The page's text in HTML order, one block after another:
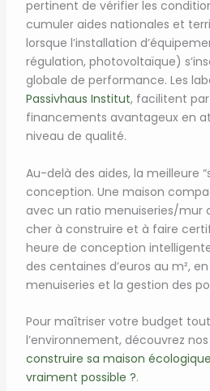
pertinent de vérifier les
cumuler aides nationales et
lorsque l’installation
régulation, photovoltaïque)
globale de performance. Les
Passivhaus Institut, facilitent
financements avantageux en
niveau de qualité.
Au-delà des aides, la meilleure
conception. Une maison
avec un ratio menuiseries/mur
cher à construire et à faire
heure de conception
des centaines d’euros au m²,
menuiseries et la gestion des
Pour maîtriser votre budget
l’environnement, découvrez
construire sa maison
vraiment possible ?.